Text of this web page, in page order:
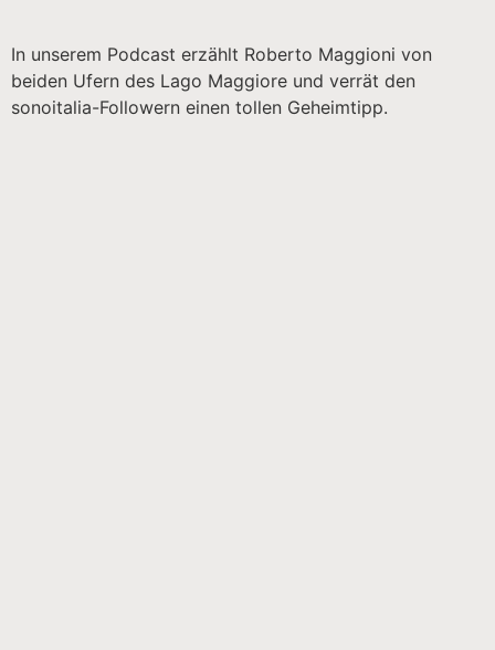
In unserem Podcast erzählt Roberto Maggioni von
beiden Ufern des Lago Maggiore und verrät den
sonoitalia-Followern einen tollen Geheimtipp.